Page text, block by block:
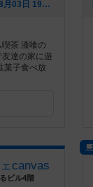
[NEW] 8月カレンダー（2026年08月03日 19時06分）
茶 漆喰の
達の家に遊
菓子食べ放
canvas
ビル4階